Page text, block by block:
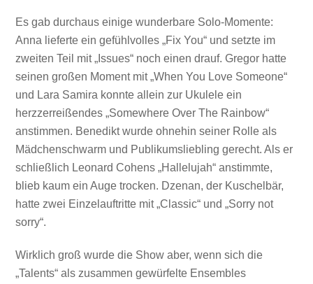
Es gab durchaus einige wunderbare Solo-Momente:
Anna lieferte ein gefühlvolles „Fix You“ und setzte im
zweiten Teil mit „Issues“ noch einen drauf. Gregor hatte
seinen großen Moment mit „When You Love Someone“
und Lara Samira konnte allein zur Ukulele ein
herzzerreißendes „Somewhere Over The Rainbow“
anstimmen. Benedikt wurde ohnehin seiner Rolle als
Mädchenschwarm und Publikumsliebling gerecht. Als er
schließlich Leonard Cohens „Hallelujah“ anstimmte,
blieb kaum ein Auge trocken. Dzenan, der Kuschelbär,
hatte zwei Einzelauftritte mit „Classic“ und „Sorry not
sorry“.
Wirklich groß wurde die Show aber, wenn sich die
„Talents“ als zusammen gewürfelte Ensembles